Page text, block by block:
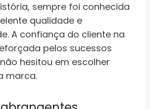
sempre foi conhecida
qualidade e
A confiança do cliente na
pelos sucessos
hesitou em escolher
marca.